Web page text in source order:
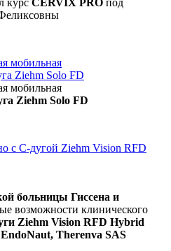
мобильная
Ziehm Solo FD
мобильная
Ziehm Solo FD
с С-дугой Ziehm Vision RFD
ой больницы Гиссена и
возможности клинического
Ziehm Vision RFD Hybrid
EndoNaut, Therenva SAS